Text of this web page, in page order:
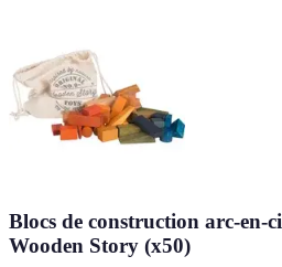
Blocs de construction arc-en-
Wooden Story (x50)